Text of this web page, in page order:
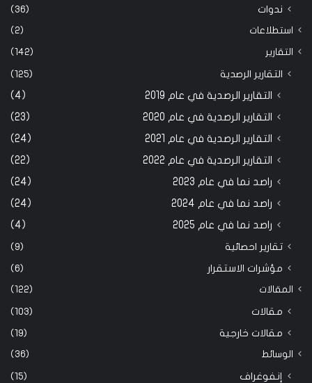
ندوات (36)
استطلاعات (2)
التقارير (142)
التقارير الرصدية (125)
التقارير الرصدية في عام 2019
(4)
التقارير الرصدية في عام 2020
(23)
التقارير الرصدية في عام 2021
(24)
التقارير الرصدية في عام 2022
(22)
راصد نما في عام 2023
(24)
راصد نما في عام 2024
(24)
راصد نما في عام 2025
(4)
تقارير احصائية (9)
مؤشرات الاستقرار (6)
المقالات (122)
مقالات (103)
مقالات خارجية (19)
الوسائط (36)
إنفوغراف (15)